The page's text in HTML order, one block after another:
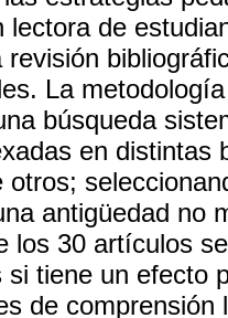
lectora de
revisión
La
búsqueda
en distintas
otros;
antigüedad no
los 30 artículos
si tiene un efecto
de